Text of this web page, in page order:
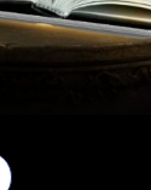
₪